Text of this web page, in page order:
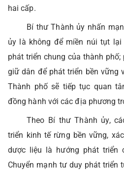
hai cấp.
Bí thư Thành ủy nhấn
ủy là không để miền núi tụt
phát triển chung của thành
giữ dân để phát triển bền vững
Thành phố sẽ tiếp tục quan
đồng hành với các địa phương
Theo Bí thư Thành ủy,
triển kinh tế rừng bền vững,
dược liệu là hướng phát triển
Chuyển mạnh tư duy phát triển